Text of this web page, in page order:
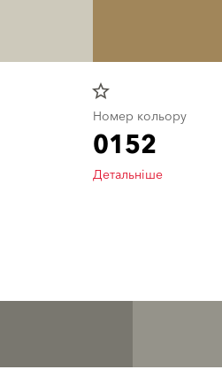
star_border
Номер кольору
0152
Детальніше